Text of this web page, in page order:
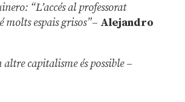
“L’accés al professorat
espais grisos”– Alejandro
altre capitalisme és possible –